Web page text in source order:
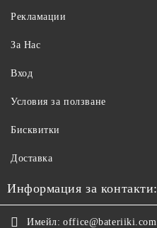
Рекламации
За Нас
Вход
Условия за ползване
Бисквитки
Доставка
Информация за контакти:
Имейл: office@bateriiki.com